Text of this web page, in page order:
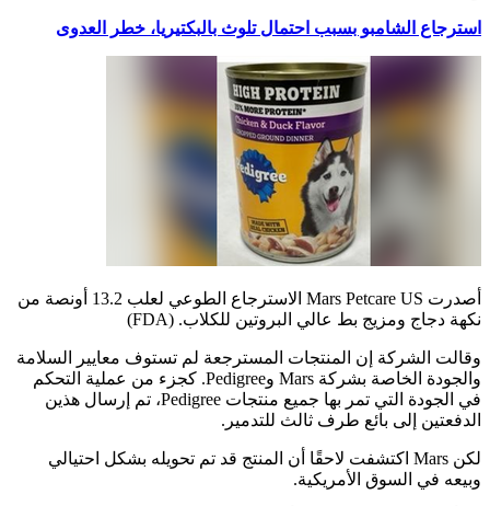
استرجاع الشامبو بسبب احتمال تلوث بالبكتيريا، خطر العدوى
أصدرت Mars Petcare US الاسترجاع الطوعي لعلب 13.2 أونصة من
نكهة دجاج ومزيج بط عالي البروتين للكلاب. (FDA)
وقالت الشركة إن المنتجات المسترجعة لم تستوف معايير السلامة
والجودة الخاصة بشركة Mars وPedigree. كجزء من عملية التحكم
في الجودة التي تمر بها جميع منتجات Pedigree، تم إرسال هذين
الدفعتين إلى بائع طرف ثالث للتدمير.
لكن Mars اكتشفت لاحقًا أن المنتج قد تم تحويله بشكل احتيالي
وبيعه في السوق الأمريكية.